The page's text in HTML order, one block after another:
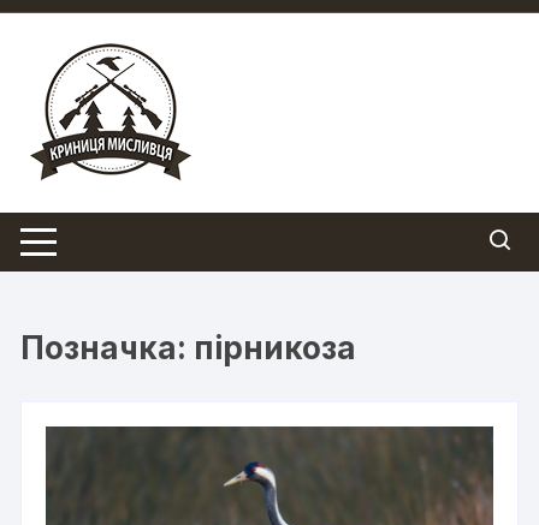
Перейти
вмісту
Позначка: пірникоза